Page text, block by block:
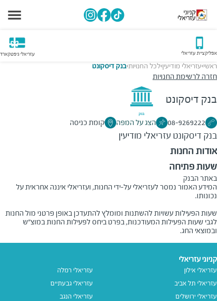
אפליקציית עזריאלי עזריאלי גיפטקארד
ראשי>עזריאלי מודיעין>לכל החנויות>בנק דיסקונט
חזרה לרשימת החנויות
בנק דיסקונט
08-9269222 הצג על המפה קומת כניסה
בנק דיסקונט עזריאלי מודיעין
אודות החנות
שעות פתיחה
באתר הבנק
המידע האמור נמסר לעזריאלי על-ידי החנות, ועזריאלי איננה אחראית על
שעות הפעילות עשויות להשתנות ומומלץ להתעדכן באופן פרטני מול החנות
לגבי שעות הפעילות המעודכנות, בפרט ביחס לפעילות החנות במוצ"ש
ובמוצאי החג.
קניוני עזריאלי
עזריאלי אילון
עזריאלי תל אביב
עזריאלי ירושלים
עזריאלי רמלה
עזריאלי גבעתיים
עזריאלי הנגב